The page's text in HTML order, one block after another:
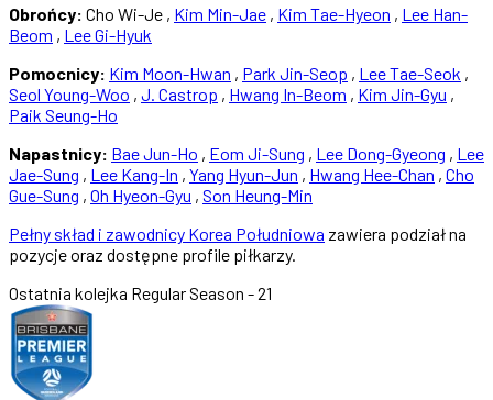
Obrońcy: Cho Wi-Je , Kim Min-Jae , Kim Tae-Hyeon , Lee Han-
Beom , Lee Gi-Hyuk
Pomocnicy: Kim Moon-Hwan , Park Jin-Seop , Lee Tae-Seok ,
Seol Young-Woo , J. Castrop , Hwang In-Beom , Kim Jin-Gyu ,
Paik Seung-Ho
Napastnicy: Bae Jun-Ho , Eom Ji-Sung , Lee Dong-Gyeong , Lee
Jae-Sung , Lee Kang-In , Yang Hyun-Jun , Hwang Hee-Chan , Cho
Gue-Sung , Oh Hyeon-Gyu , Son Heung-Min
Pełny skład i zawodnicy Korea Południowa zawiera podział na
pozycje oraz dostępne profile piłkarzy.
Ostatnia kolejka Regular Season - 21